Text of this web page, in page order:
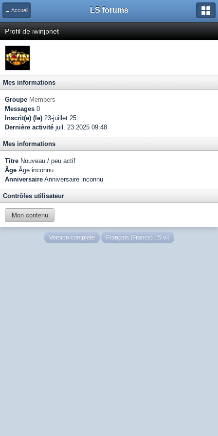
← Accueil LS forums
Profil de iwinjpnet
Mes informations
Groupe Members
Messages 0
Inscrit(e) (le) 23-juillet 25
Dernière activité juil. 23 2025 09:48
Mes informations
Titre Nouveau / peu actif
Âge Âge inconnu
Anniversaire Anniversaire inconnu
Contrôles utilisateur
Mon contenu
Version complète Français (France) LS v4